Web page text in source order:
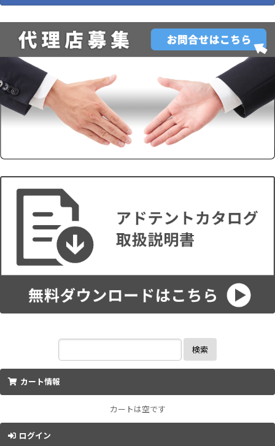
検索
カート情報
カートは空です
ログイン